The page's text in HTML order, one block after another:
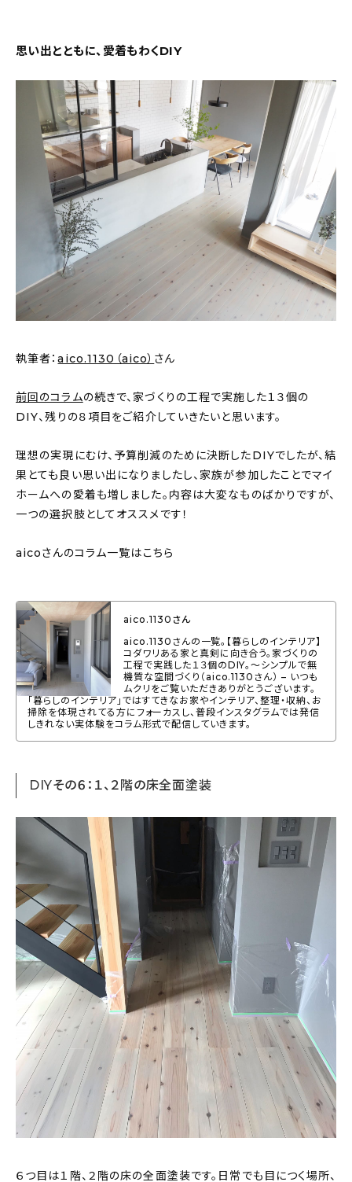
ギフト
キッズ
About
会社概要
プライバシーポリシー
お問い合わせ
思い出とともに、愛着もわくDIY
執筆者：aico.1130（aico） さん
前回のコラムの続きで、家づくりの工程で実施した１３個の
DIY、残りの８項目をご紹介していきたいと思います。
理想の実現にむけ、予算削減のために決断したDIYでしたが、結
果とても良い思い出になりましたし、家族が参加したことでマイ
ホームへの愛着も増しました。内容は大変なものばかりですが、
一つの選択肢としてオススメです！
aicoさんのコラム一覧はこちら
aico.1130さん
aico.1130さんの一覧。【暮らしのインテリア】
コダワリある家と真剣に向き合う。家づくりの
工程で実践した１３個のDIY。〜シンプルで無
機質な空間づくり（aico.1130さん） – いつも
ムクリをご覧いただきありがとうございます。
「暮らしのインテリア」ではすてきなお家やインテリア、整理・収納、お
掃除を体現されてる方にフォーカスし、普段インスタグラムでは発信
しきれない実体験をコラム形式で配信していきます。
DIYその６：１、２階の床全面塗装
６つ目は１階、２階の床の全面塗装です。日常でも目につく場所、